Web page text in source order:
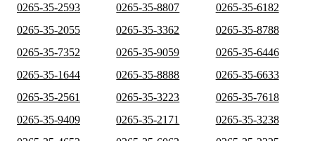
0265-35-2593
0265-35-8807
0265-35-6182
0265-35-2055
0265-35-3362
0265-35-8788
0265-35-7352
0265-35-9059
0265-35-6446
0265-35-1644
0265-35-8888
0265-35-6633
0265-35-2561
0265-35-3223
0265-35-7618
0265-35-9409
0265-35-2171
0265-35-3238